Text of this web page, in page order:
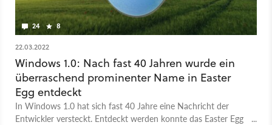
24 8
22.03.2022
Windows 1.0: Nach fast 40 Jahren wurde ein
überraschend prominenter Name in Easter
Egg entdeckt
In Windows 1.0 hat sich fast 40 Jahre eine Nachricht der
Entwickler versteckt. Entdeckt werden konnte das Easter Egg